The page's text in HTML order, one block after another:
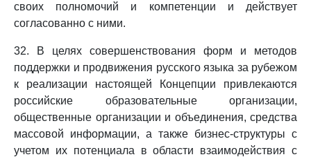
своих полномочий и компетенции и действует
согласованно с ними.
32. В целях совершенствования форм и методов
поддержки и продвижения русского языка за рубежом
к реализации настоящей Концепции привлекаются
российские образовательные организации,
общественные организации и объединения, средства
массовой информации, а также бизнес-структуры с
учетом их потенциала в области взаимодействия с